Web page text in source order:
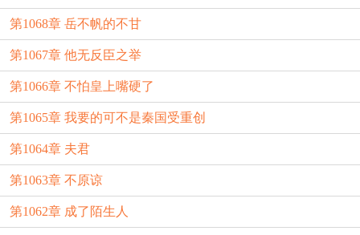
第1068章 岳不帆的不甘
第1067章 他无反臣之举
第1066章 不怕皇上嘴硬了
第1065章 我要的可不是秦国受重创
第1064章 夫君
第1063章 不原谅
第1062章 成了陌生人